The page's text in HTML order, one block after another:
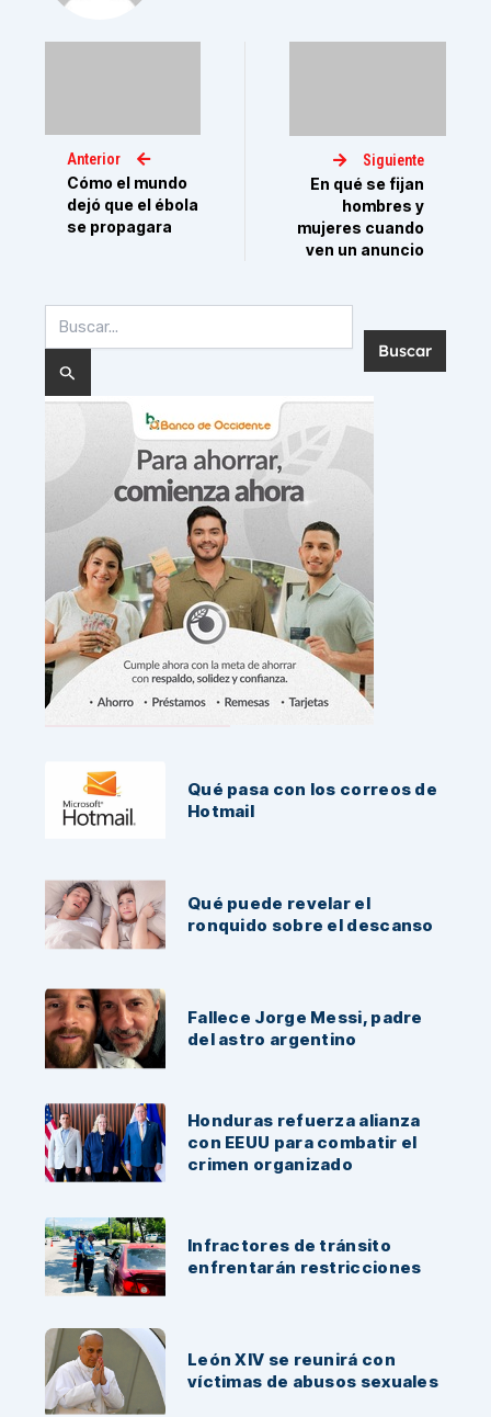
Anterior
Cómo el mundo
dejó que el ébola
se propagara
Siguiente
En qué se fijan
hombres y
mujeres cuando
ven un anuncio
por:
Qué pasa con los correos de
Hotmail
Qué puede revelar el
ronquido sobre el descanso
Fallece Jorge Messi, padre
del astro argentino
Honduras refuerza alianza
con EEUU para combatir el
crimen organizado
Infractores de tránsito
enfrentarán restricciones
León XIV se reunirá con
víctimas de abusos sexuales